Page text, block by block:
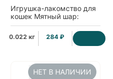
Игрушка-лакомство для
кошек Мятный шар:
тимьян + пустырник
0.022 кг 284 ₽
НЕТ В НАЛИЧИИ